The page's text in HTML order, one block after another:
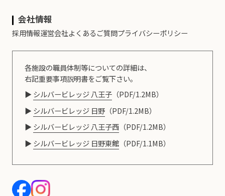
会社情報
採用情報運営会社よくあるご質問プライバシーポリシー
各施設の職員体制等についての詳細は、
右記重要事項説明書をご覧下さい。
シルバービレッジ 八王子（PDF/1.2MB）
シルバービレッジ 日野（PDF/1.2MB）
シルバービレッジ 八王子西（PDF/1.2MB）
シルバービレッジ 日野東館（PDF/1.1MB）